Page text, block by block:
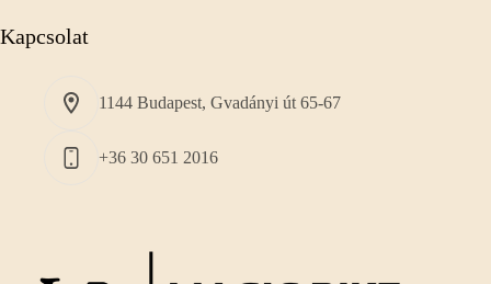
Kapcsolat
1144 Budapest, Gvadányi út 65-67
+36 30 651 2016